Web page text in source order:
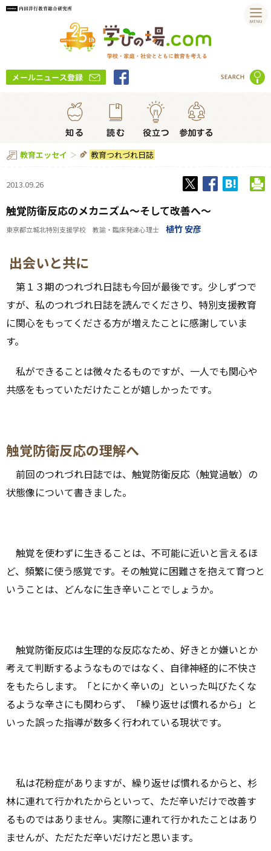
教育エッセイ 教育つれづれ日誌
2013.09.26
触覚防衛反応のメカニズム～そして改善へ～
東京都立城北特別支援学校 教諭・臨床発達心理士 植竹 安彦
出会いと共に
第１３期のつれづれ日誌も今回が最後です。少しずつで
すが、私のつれづれ日誌を読んでくださり、特別支援教育
に関心をもってくださる方が増えたことに感謝していま
す。
私ができることは微々たるものですが、一人でも関心や
共感をもっていただけたことが嬉しかったです。
触覚防衛反応の理解へ
前回のつれづれ日誌では、触覚防衛反応（触覚過敏）の
状態像について書きました。
触覚を使わずに生きることは、不可能に近いと言えるほ
ど、頻繁に使う感覚です。その触覚に困難さを抱えて育つと
いうことは、どんなに生き辛いことでしょうか。
触覚防衛反応は生理的な反応なため、好きとか嫌いとか
考えて判断するようなものではなく、自律神経的に不快さ
をもたらします。「とにかく辛いの」といった叫びたくな
るような辛さにも関わらず、「繰り返せば慣れるから」と
いった誤った指導が数多く行われている現状です。
私は花粉症がありますが、繰り返せば慣れるからと、杉
林に連れて行かれたからといって、ただ辛いだけで改善す
るものではありません。実際に連れて行かれたことはあり
ませんが、ただただ辛いだけだと思います。